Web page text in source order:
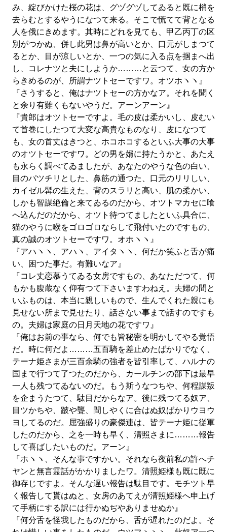
み、綻びかけた桜の花は、グヅグヅしてゐると既に梢を
去らむとするやうになつて来る。そこで慌てて背となる
人を俄にきめます。其時にどれを見ても、甲乙丙丁の区
別がつかぬ、併し此男は鼻が高いとか、口元がしまつて
るとか、目が涼しいとか、一つの気に入る点を掴まへ出
し、コレナツと夫にしようか………と云つて、女の方か
らきめるのが、所謂ナツトセーですワ。オツホヽヽ』
『さうすると、俺はナツトセーの方かなア。それを聞く
と余り有難くもないやうだ。アーンアーン』
『貴郎はオツトセーですよ。毛の皮は柔かいし、皮むい
て首巻にしたつて大変な高貴なものなり、皮になつて
も、女の首丈はきつと、ホコホコするといふ大事の大事
のオツトセーですワ。どの男を婿に持たうかと、あたえ
も永らく調べてゐましたが、あなたのやうな色の白い、
目のパツチリとした、鼻筋の通つた、口元のリリしい、
カイゼル髯の生えた、背のスラリと高い、肌の柔かい、
しかも智謀絶倫と来てゐるのだから、オツトマカセに喰
へ込んだのだから、オツト待つてましたといふ具合に、
猫のやうに喉をゴロゴロならして飛付いたのですもの、
真の誠のオツトセーですワ。オホヽヽ』
『アハヽヽ、アハヽ、アイタヽヽ、何だか笑ふと舌が痛
い、困つた事だ。有難いなア』
『コレ丈恋慕うてゐる女房ですもの、あなただつて、何
もかも腹蔵なく仰有つて下さいますわねえ。夫婦の間と
いふものは、本当に親しいもので、生んでくれた親にも
見せない所まで見せたり、話さない事まで話すのですも
の。夫婦は家庭の日月天地の花ですワ』
『俺はお前の事なら、何でも皆秘密を明かしてやる覚悟
だ。時に何だよ………五百騎を差止めたばかりでなく、
テーナ姫さまが三百余騎の強者を皆引率して、ハルナの
国まで行つて了つたのだから、カールチンの部下は最早
一人も残つてゐないのだ。もう斯うなつちや、何程謀叛
を企まうたつて、駄目だからなア。後に残つてる奴ア、
目ツかちや、跛や聾、間しやくに合はぬ奴ばかりウヨウ
ヨしてるのだ。屈強盛りの豪傑連は、皆テーナ姫に従軍
したのだから、之を一時も早く、清照さまに………報告
して喜ばしたいものだ。アーン』
『ホヽヽ、そんな事ですかい。それなら夜前私の許へチ
ヤンと無言霊話がかかりましたワ。清照姫様も既に既に
御存じですよ。そんな遅い報告は駄目です。モチツト早
く報告して貰はぬと、女房のあてえが清照姫様へ申上げ
て手柄にする訳には行かぬぢやありませぬか』
『何分舌を怪我したものだから、舌が遅れたのだよ。そ